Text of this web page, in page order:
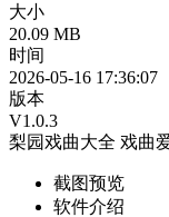
大小
20.09 MB
时间
2026-05-16 17:36:07
版本
V1.0.3
梨园戏曲大全 戏曲
截图预览
软件介绍